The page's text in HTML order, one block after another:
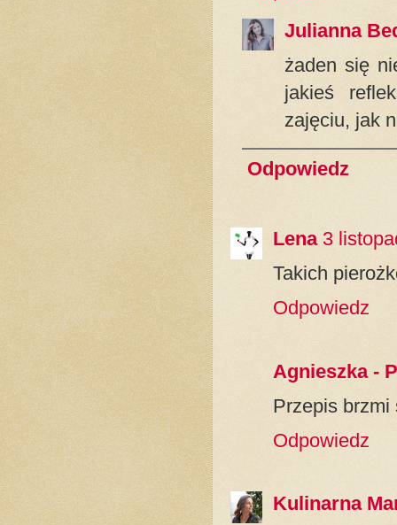
Julianna
żaden się
jakieś
zajęciu, jak
Odpowiedz
Lena 3
Takich
Odpowiedz
Agnieszka -
Przepis brzmi
Odpowiedz
Kulinarna